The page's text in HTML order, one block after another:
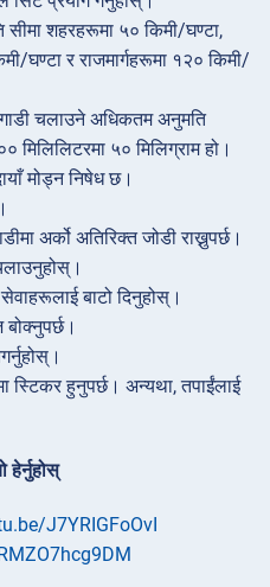
शहरहरूमा ५० किमी/घण्टा,
घण्टा र राजमार्गहरूमा १२० किमी/
गाडी चलाउने अधिकतम अनुमति
मिलिलिटरमा ५० मिलिग्राम हो।
मोड्न निषेध छ।
अर्को अतिरिक्त जोडी राख्नुपर्छ।
बाटो दिनुहोस्।
स्टिकर हुनुपर्छ। अन्यथा, तपाईंलाई
हेर्नुहोस्
J7YRIGFoOvI